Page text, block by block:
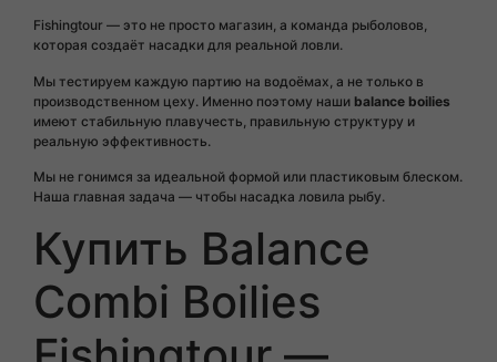
Fishingtour — это не просто магазин, а команда рыболовов,
которая создаёт насадки для реальной ловли.
Мы тестируем каждую партию на водоёмах, а не только в
производственном цеху. Именно поэтому наши balance boilies
имеют стабильную плавучесть, правильную структуру и
реальную эффективность.
Мы не гонимся за идеальной формой или пластиковым блеском.
Наша главная задача — чтобы насадка ловила рыбу.
Купить Balance
Combi Boilies